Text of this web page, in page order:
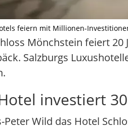
feiern mit Millionen-
Mönchstein feiert
Salzburgs
investiert
Peter Wild das Hotel